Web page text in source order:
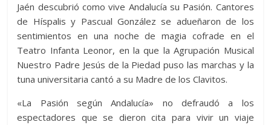
Jaén descubrió como vive Andalucía su Pasión. Cantores
de Híspalis y Pascual González se adueñaron de los
sentimientos en una noche de magia cofrade en el
Teatro Infanta Leonor, en la que la Agrupación Musical
Nuestro Padre Jesús de la Piedad puso las marchas y la
tuna universitaria cantó a su Madre de los Clavitos.
«La Pasión según Andalucía» no defraudó a los
espectadores que se dieron cita para vivir un viaje